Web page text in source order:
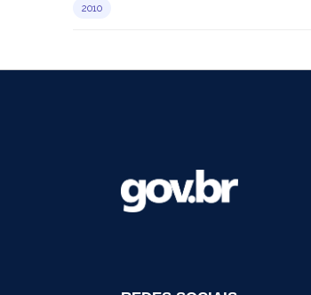
2010